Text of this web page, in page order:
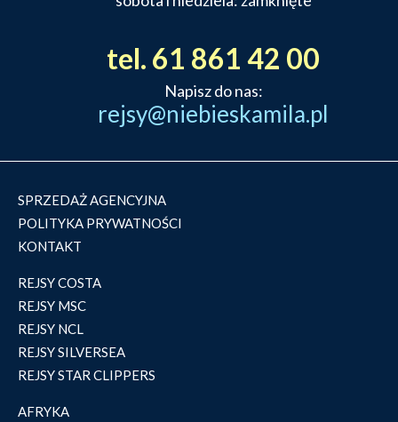
tel. 61 861 42 00
Napisz do nas:
rejsy@niebieskamila.pl
SPRZEDAŻ AGENCYJNA
POLITYKA PRYWATNOŚCI
KONTAKT
REJSY COSTA
REJSY MSC
REJSY NCL
REJSY SILVERSEA
REJSY STAR CLIPPERS
AFRYKA